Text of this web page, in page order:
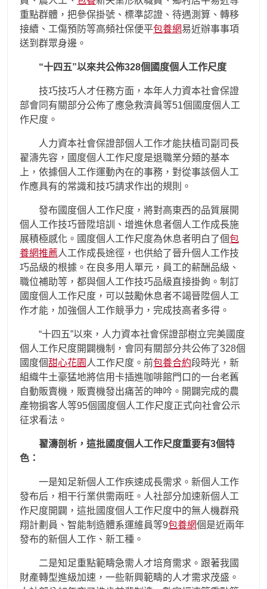
重點群體，把參保掛號、標準認證、待遇測算、轉移
接續、工傷預防等高頻社保便平包養網易近辦事事項
送到群眾身邊。
“十四五”以來共公佈328個國度個人工作尺度
技巧技巧人才任務方面，本年人力資本社會保證
部會同有關部分公佈了應急救濟員等51個國度個人工
作尺度。
人力資本社會保證部個人工作才能扶植司副司長
翟濤先容，國度個人工作尺度是退職業分類的基本
上，依據個人工作運動內在的事務，對從事該個人工
作應具有的常識和技巧請求作出的規則。
發布國度個人工作尺度，將對高東西的品質展開
個人工作技巧晉陞培訓、增進休息者個人工作成長施
展積極感化。國度個人工作尺度為休息者明白了個包
養網推薦人工作成長途徑，也供給了晉升個人工作技
巧品級的根據。在良多用人單元，員工的薪酬品級、
職位補助等，都與個人工作技巧品級直接掛鉤。制訂
國度個人工作尺度，可以鼓勵休息者不竭晉陞個人工
作才能，加強個人工作競爭力，完成技高者多得。
“十四五”以來，人力資本社會保證部樹立完美國度
個人工作尺度開闢機制，會同有關部分共公佈了328個
國度個甜心花園 人工作尺度。前包養合約段時光，新
組織牛土豪猛地將信用卡插進咖啡館門口的一台老舊
自動販賣機，販賣機發出痛苦的呻吟。開闢完成的農
產物掮客人等95個國度個人工作尺度正式向社會公示
征求看法。
翟濤剖析，這批國度個人工作尺度重要有3個特
色：
一是知足新個人工作疾速成長需求。新個人工作
發布后，相干行業供需兩旺。人社部分加速新個人工
作尺度開闢，這批國度個人工作尺度中的無人機群飛
翔計劃員、智能制造體系運維員等9包養網個是近兩年
發布的新個人工作、新工種。
二是知足重點範疇急需人才培育需求。跟著我國
財產轉型進級加速，一些新興範疇的人才需求茂盛。